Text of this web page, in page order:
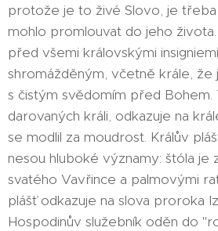
protože je to živé Slovo, je
mohlo promlouvat do jeho
před všemi královskými
shromážděným, včetně krále, že
s čistým svědomím před Bohem.
darovaných králi, odkazuje na
se modlil za moudrost. Králův
nesou hluboké významy: štóla je
svatého Vavřince a palmovými
plášť odkazuje na slova proroka
Hospodinův služebník oděn do